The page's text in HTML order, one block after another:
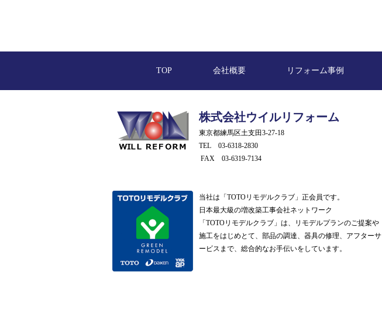
TOP 会社概要 リフォーム事例
株式会社ウイルリフォーム
東京都練馬区土支田3-27-18
TEL 03-6318-2830
FAX 03-6319-7134
当社は「TOTOリモデルクラブ」正会員です。
日本最大級の増改築工事会社ネットワーク
「TOTOリモデルクラブ」は、リモデルプランのご提案や
施工をはじめとて、部品の調達、器具の修理、アフターサ
ービスまで、総合的なお手伝いをしています。